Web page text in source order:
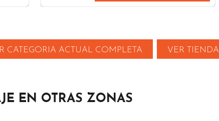
CATEGORIA ACTUAL COMPLETA VER
EN OTRAS ZONAS